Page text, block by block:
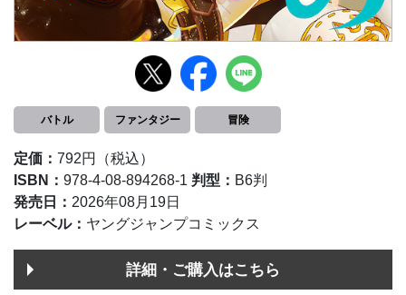
バトル ファンタジー 冒険
定価： 792円（税込）
ISBN： 978-4-08-894268-1 判型： B6判
発売日： 2026年08月19日
レーベル： ヤングジャンプコミックス
詳細・ご購入はこちら